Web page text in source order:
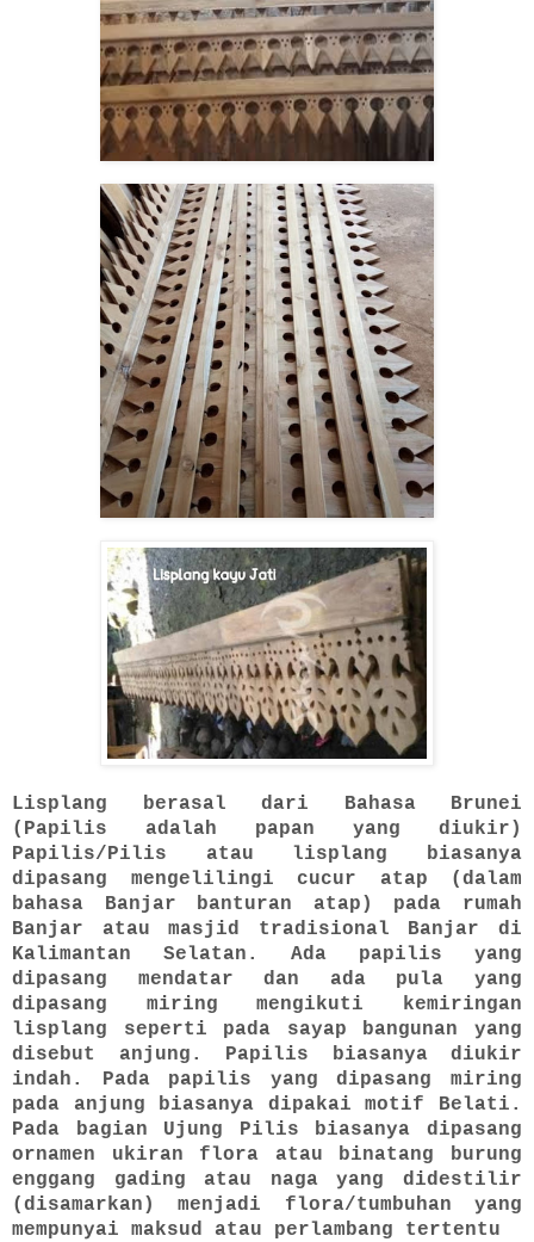
Lisplang berasal dari Bahasa Brunei
(Papilis adalah papan yang diukir)
Papilis/Pilis atau lisplang biasanya
dipasang mengelilingi cucur atap (dalam
bahasa Banjar banturan atap) pada rumah
Banjar atau masjid tradisional Banjar di
Kalimantan Selatan. Ada papilis yang
dipasang mendatar dan ada pula yang
dipasang miring mengikuti kemiringan
lisplang seperti pada sayap bangunan yang
disebut anjung. Papilis biasanya diukir
indah. Pada papilis yang dipasang miring
pada anjung biasanya dipakai motif Belati.
Pada bagian Ujung Pilis biasanya dipasang
ornamen ukiran flora atau binatang burung
enggang gading atau naga yang didestilir
(disamarkan) menjadi flora/tumbuhan yang
mempunyai maksud atau perlambang tertentu